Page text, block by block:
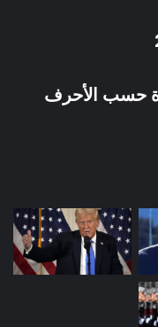
حسب الأحرف